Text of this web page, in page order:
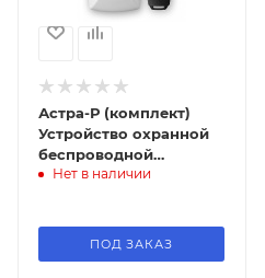
Астра-Р (комплект)
Устройство охранной
беспроводной
сигнализации
Нет в наличии
ПОД ЗАКАЗ